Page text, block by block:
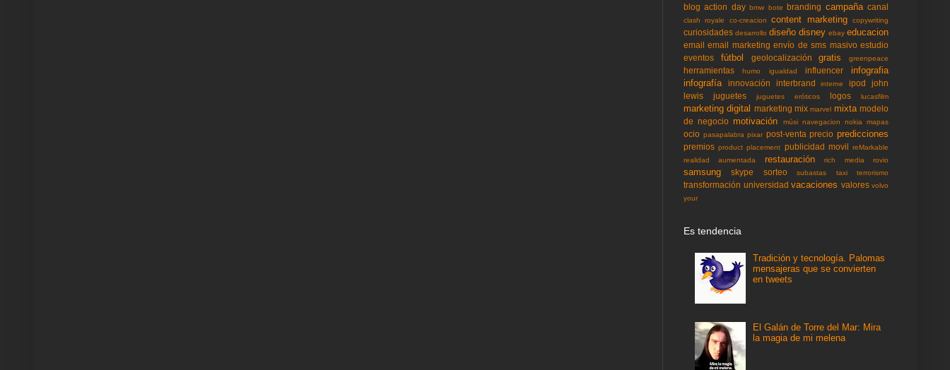
blog action day bmw bote branding campaña canal
clash royale co-creacion content marketing copywriting
curiosidades desarrollo diseño disney ebay educacion
email email marketing envío de sms masivo estudio
eventos
fútbol geolocalización gratis greenpeace
herramientas humo igualdad influencer
infografia
infografía
innovación interbrand interne ipod
john
lewis
juguetes juguetes eróticos logos lucasfilm
marketing digital marketing mix marvel mixta modelo
de negocio motivación músi navegacion nokia mapas
ocio pasapalabra pixar post-venta precio predicciones
premios product placement publicidad movil reMarkable
realidad aumentada
restauración rich media rovio
samsung skype sorteo subastas taxi terrorismo
transformación universidad vacaciones valores volvo
your
Es tendencia
Tradición y tecnología. Palomas
mensajeras que se convierten
en tweets
El Galán de Torre del Mar: Mira
la magia de mi melena